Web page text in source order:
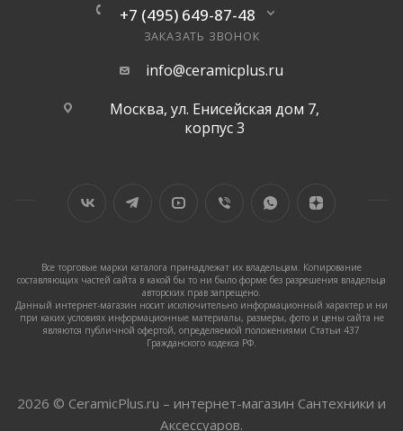
+7 (495) 649-87-48
ЗАКАЗАТЬ ЗВОНОК
info@ceramicplus.ru
Москва, ул. Енисейская дом 7,
корпус 3
Все торговые марки каталога принадлежат их владельцам. Копирование
составляющих частей сайта в какой бы то ни было форме без разрешения владельца
авторских прав запрещено.
Данный интернет-магазин носит исключительно информационный характер и ни
при каких условиях информационные материалы, размеры, фото и цены сайта не
являются публичной офертой, определяемой положениями Статьи 437
Гражданского кодекса РФ.
2026 © CeramicPlus.ru – интернет-магазин Сантехники и
Аксессуаров.